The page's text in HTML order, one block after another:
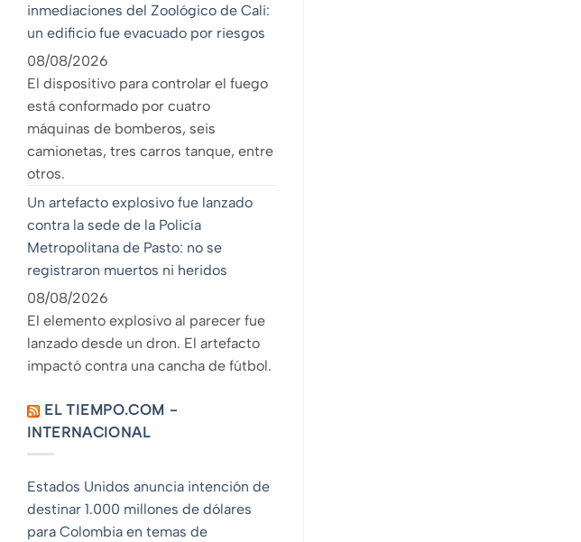
inmediaciones del Zoológico de Cali:
un edificio fue evacuado por riesgos
08/08/2026
El dispositivo para controlar el fuego
está conformado por cuatro
máquinas de bomberos, seis
camionetas, tres carros tanque, entre
otros.
Un artefacto explosivo fue lanzado
contra la sede de la Policía
Metropolitana de Pasto: no se
registraron muertos ni heridos
08/08/2026
El elemento explosivo al parecer fue
lanzado desde un dron. El artefacto
impactó contra una cancha de fútbol.
EL TIEMPO.COM -
INTERNACIONAL
Estados Unidos anuncia intención de
destinar 1.000 millones de dólares
para Colombia en temas de